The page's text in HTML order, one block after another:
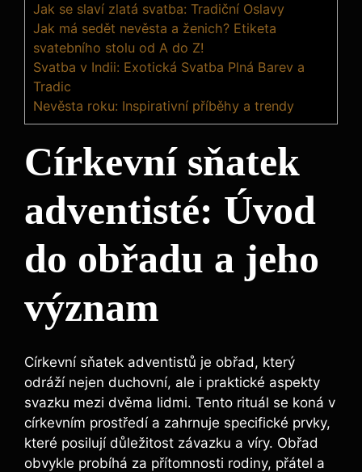
Jak se slaví zlatá svatba: Tradiční Oslavy
Jak má sedět nevěsta a ženich? Etiketa
svatebního stolu od A do Z!
Svatba v Indii: Exotická Svatba Plná Barev a
Tradic
Nevěsta roku: Inspirativní příběhy a trendy
Církevní sňatek
adventisté: Úvod
do obřadu a jeho
význam
Církevní sňatek adventistů je obřad, který
odráží nejen duchovní, ale i praktické aspekty
svazku mezi dvěma lidmi. Tento rituál se koná v
církevním prostředí a zahrnuje specifické prvky,
které posilují důležitost závazku a víry. Obřad
obvykle probíhá za přítomnosti rodiny, přátel a